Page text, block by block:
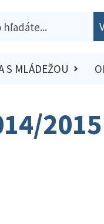
S MLÁDEŽOU
2015